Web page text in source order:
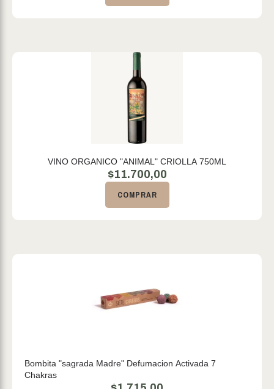
VINO ORGANICO "ANIMAL" CRIOLLA 750ML
$11.700,00
COMPRAR
Bombita "sagrada Madre" Defumacion Activada 7
Chakras